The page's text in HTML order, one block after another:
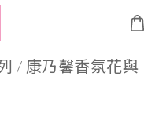
/ 康乃馨香氛花與